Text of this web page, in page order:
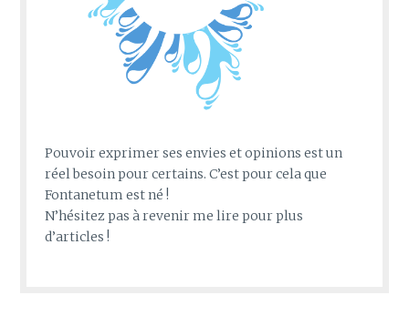
Pouvoir exprimer ses envies et opinions est un
réel besoin pour certains. C’est pour cela que
Fontanetum est né !
N’hésitez pas à revenir me lire pour plus
d’articles !